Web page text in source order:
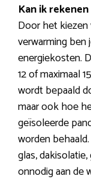
Kan ik
Door het
verwarming ben
energiekosten.
12 of maximaal
wordt bepaald
maar ook hoe
geïsoleerde
worden
glas,
onnodig aan de